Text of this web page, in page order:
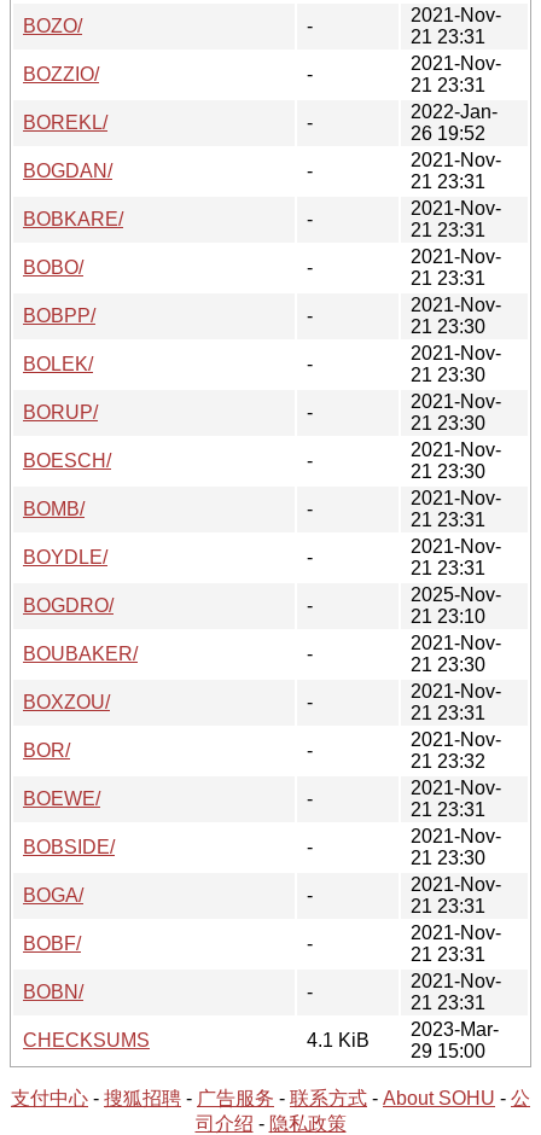
BOZO/
-
2021-Nov-
21 23:31
BOZZIO/
-
2021-Nov-
21 23:31
BOREKL/
-
2022-Jan-
26 19:52
BOGDAN/
-
2021-Nov-
21 23:31
BOBKARE/
-
2021-Nov-
21 23:31
BOBO/
-
2021-Nov-
21 23:31
BOBPP/
-
2021-Nov-
21 23:30
BOLEK/
-
2021-Nov-
21 23:30
BORUP/
-
2021-Nov-
21 23:30
BOESCH/
-
2021-Nov-
21 23:30
BOMB/
-
2021-Nov-
21 23:31
BOYDLE/
-
2021-Nov-
21 23:31
BOGDRO/
-
2025-Nov-
21 23:10
BOUBAKER/
-
2021-Nov-
21 23:30
BOXZOU/
-
2021-Nov-
21 23:31
BOR/
-
2021-Nov-
21 23:32
BOEWE/
-
2021-Nov-
21 23:31
BOBSIDE/
-
2021-Nov-
21 23:30
BOGA/
-
2021-Nov-
21 23:31
BOBF/
-
2021-Nov-
21 23:31
BOBN/
-
2021-Nov-
21 23:31
CHECKSUMS
4.1 KiB
2023-Mar-
29 15:00
支付中心 - 搜狐招聘 - 广告服务 - 联系方式 - About SOHU - 公
司介绍 - 隐私政策